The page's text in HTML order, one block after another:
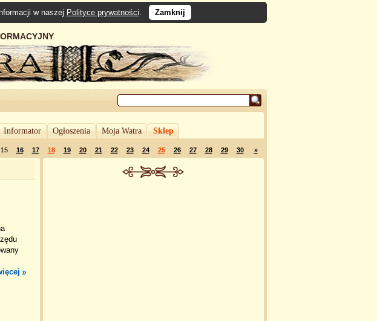
w naszej Polityce prywatności. Zamknij
Informator Ogłoszenia Moja Watra Sklep
15 16 17 18 19 20 21 22 23 24 25 26 27 28 29 30 »